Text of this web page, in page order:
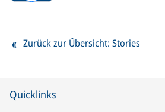
Zurück zur Übersicht: Stories
Quicklinks